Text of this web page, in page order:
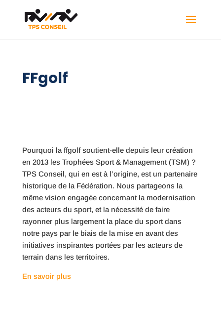
FFgolf
Pourquoi la ffgolf soutient-elle depuis leur création
en 2013 les Trophées Sport & Management (TSM) ?
TPS Conseil, qui en est à l’origine, est un partenaire
historique de la Fédération. Nous partageons la
même vision engagée concernant la modernisation
des acteurs du sport, et la nécessité de faire
rayonner plus largement la place du sport dans
notre pays par le biais de la mise en avant des
initiatives inspirantes portées par les acteurs de
terrain dans les territoires.
En savoir plus